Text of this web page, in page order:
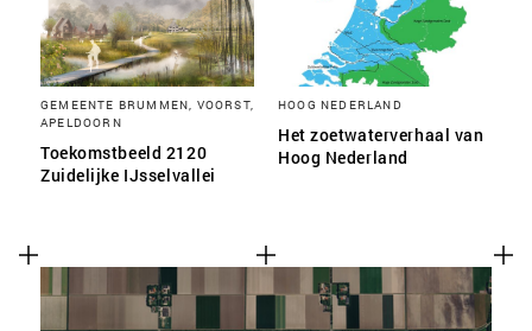
GEMEENTE BRUMMEN, VOORST,
APELDOORN
Toekomstbeeld 2120
Zuidelijke IJsselvallei
HOOG NEDERLAND
Het zoetwaterverhaal van
Hoog Nederland